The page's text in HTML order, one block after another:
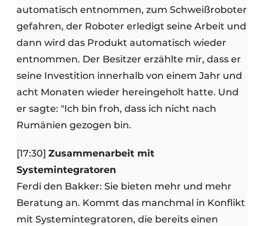
automatisch entnommen, zum Schweißroboter
gefahren, der Roboter erledigt seine Arbeit und
dann wird das Produkt automatisch wieder
entnommen. Der Besitzer erzählte mir, dass er
seine Investition innerhalb von einem Jahr und
acht Monaten wieder hereingeholt hatte. Und
er sagte: "Ich bin froh, dass ich nicht nach
Rumänien gezogen bin.
[17:30] Zusammenarbeit mit
Systemintegratoren
Ferdi den Bakker: Sie bieten mehr und mehr
Beratung an. Kommt das manchmal in Konflikt
mit Systemintegratoren, die bereits einen